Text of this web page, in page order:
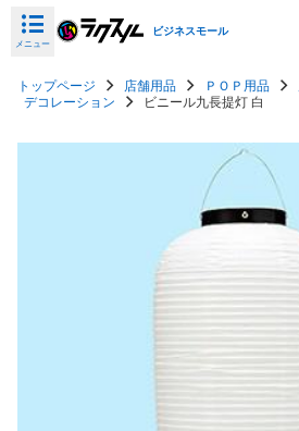
メニュー
ビジネスモール
トップページ 店舗用品 ＰＯＰ用品
デコレーション
ビニール九長提灯 白